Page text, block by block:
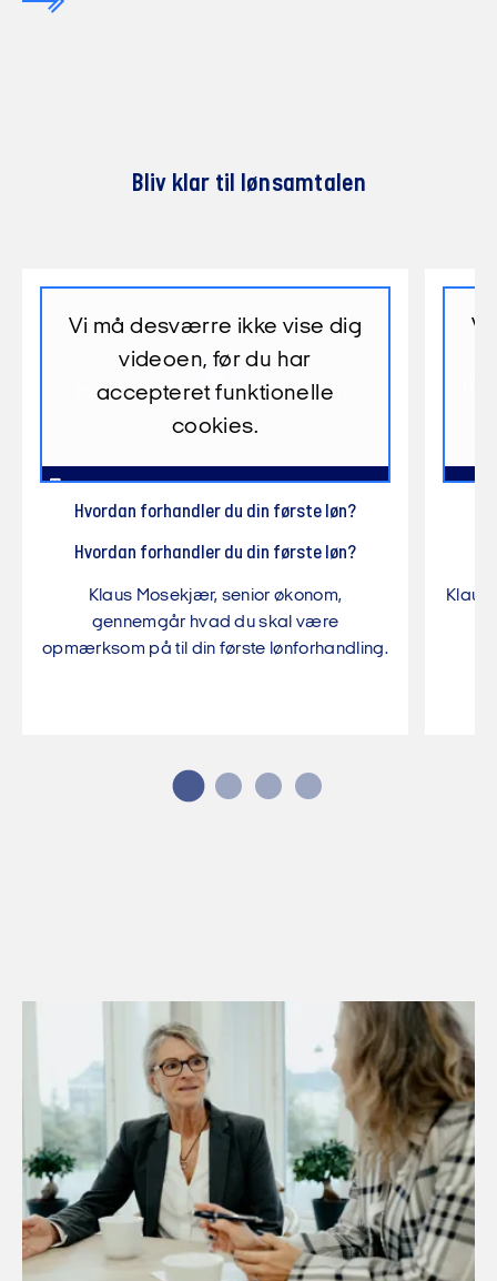
Bliv klar til lønsamtalen
Vi må desværre ikke vise dig
videoen, før du har
accepteret funktionelle
cookies.
Hvordan forbereder du lønsamtalen?
Hvordan forbereder du lønsamtalen?
Klaus Mosekjær, senior økonom, deler hvad
der er vigtigt at forberede inden din
lønsamtale.
Vi